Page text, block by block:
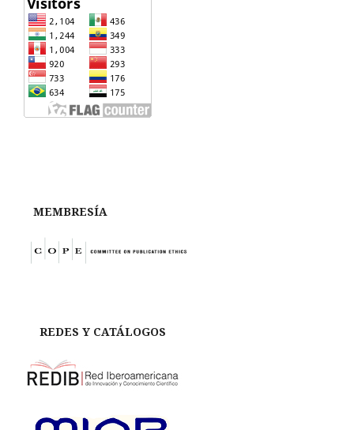
MEMBRESÍA
REDES Y CATÁLOGOS